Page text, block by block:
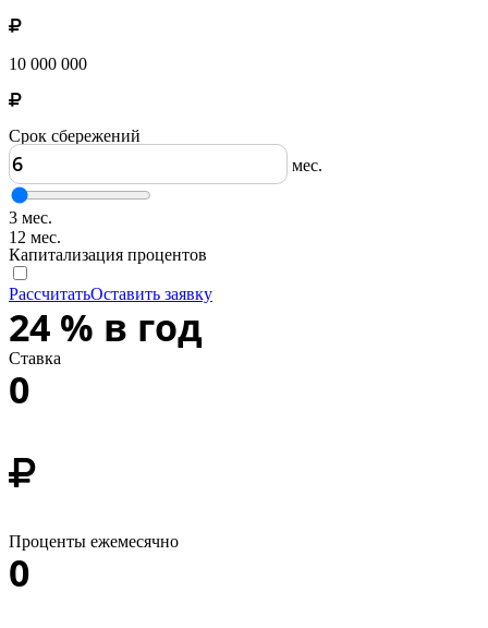
10 000 000
Срок сбережений
мес.
3 мес.
12 мес.
Капитализация процентов
РассчитатьОставить заявку
24 % в год
Ставка
0
Проценты ежемесячно
0